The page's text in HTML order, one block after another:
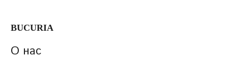
BUCURIA
О нас